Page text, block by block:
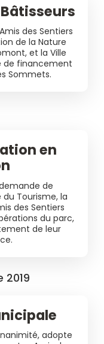
des Sentiers
de la Nature
et la Ville
de financement
Sommets.
en
de
Tourisme, la
des Sentiers
du parc,
de leur
2019
adopte